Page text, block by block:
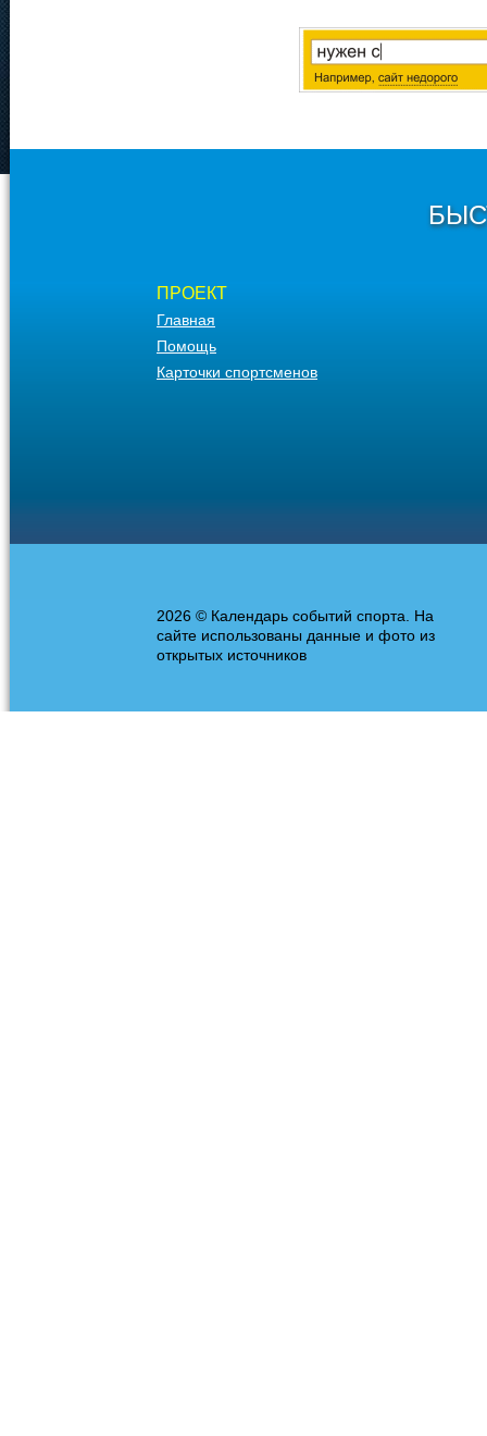
ПРОЕКТ
Главная
Помощь
Карточки спортсменов
2026 © Календарь событий спорта. На
сайте использованы данные и фото из
открытых источников